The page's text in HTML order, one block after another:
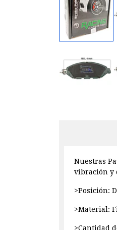
Nuestras
vibración y
>Posición:
>Material:
>Cantidad